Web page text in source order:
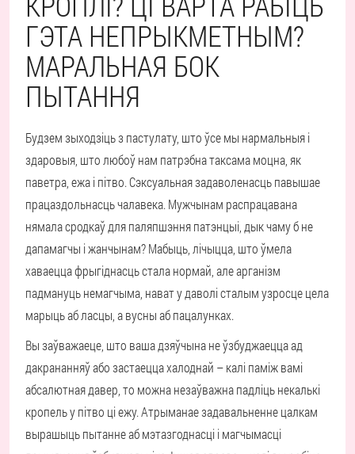
ГЭТА НЕПРЫКМЕТНЫМ?
МАРАЛЬНАЯ БОК
ПЫТАННЯ
Будзем зыходзіць з пастулату, што ўсе мы нармальныя і
здаровыя, што любоў нам патрэбна таксама моцна, як
паветра, ежа і пітво. Сэксуальная задаволенасць павышае
працаздольнасць чалавека. Мужчынам распрацавана
нямала сродкаў для паляпшэння патэнцыі, дык чаму б не
дапамагчы і жанчынам? Мабыць, лічыцца, што ўмела
хаваецца фрыгіднасць стала нормай, але арганізм
падмануць немагчыма, нават у даволі сталым узросце цела
марыць аб ласцы, а вусны аб пацалунках.
Вы заўважаеце, што ваша дзяўчына не ўзбуджаецца ад
дакрананняў або застаецца халоднай – калі паміж вамі
абсалютная давер, то можна незаўважна падліць некалькі
кропель у пітво ці ежу. Атрыманае задавальненне цалкам
вырашыць пытанне аб мэтазгоднасці і магчымасці